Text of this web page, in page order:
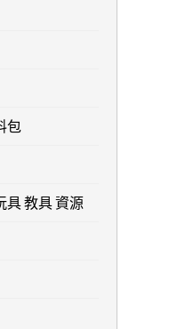
包
具 教具 資源